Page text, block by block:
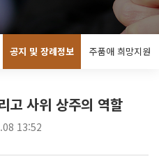
공지 및 장례정보 주품애 희망지원
고 사위 상주의 역할
13:52